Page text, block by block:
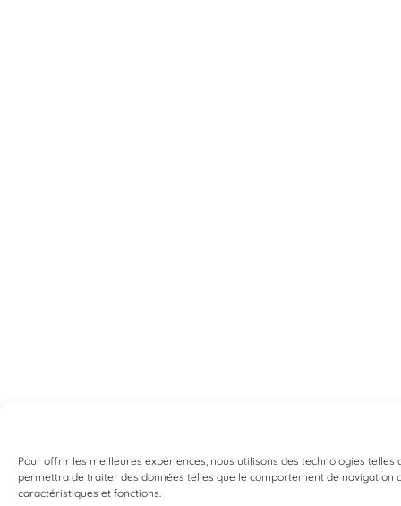
Pour offrir les meilleures expériences, nous utilisons des technologies
permettra de traiter des données telles que le comportement de
caractéristiques et fonctions.